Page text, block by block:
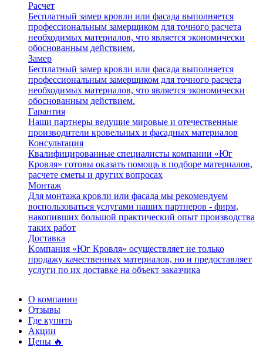
Расчет
Бесплатный замер кровли или фасада выполняется
профессиональным замерщиком для точного расчета
необходимых материалов, что является экономически
обоснованным действием.
Замер
Бесплатный замер кровли или фасада выполняется
профессиональным замерщиком для точного расчета
необходимых материалов, что является экономически
обоснованным действием.
Гарантия
Наши партнеры ведущие мировые и отечественные
производители кровельных и фасадных материалов
Консультация
Квалифицированные специалисты компании «Юг
Кровля» готовы оказать помощь в подборе материалов,
расчете сметы и других вопросах
Монтаж
Для монтажа кровли или фасада мы рекомендуем
воспользоваться услугами наших партнеров - фирм,
накопивших большой практический опыт производства
таких работ
Доставка
Kомпания «Юг Кровля» осуществляет не только
продажу качественных материалов, но и предоставляет
услуги по их доставке на объект заказчика
О компании
Отзывы
Где купить
Акции
Цены 🔥